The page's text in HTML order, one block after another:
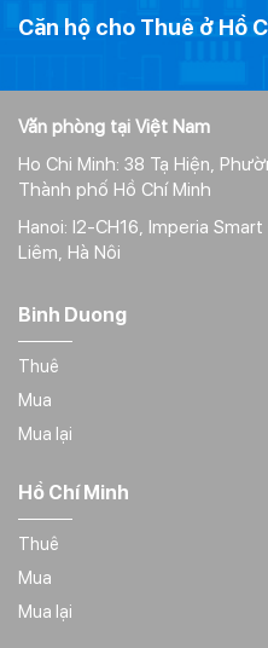
Căn hộ cho Thuê ở Hồ
Văn phòng tại Việt Nam
Ho Chi Minh: 38 Tạ Hiện,
Thành phố Hồ Chí Minh
Hanoi: I2-CH16, Imperia
Liêm, Hà Nôi
Binh Duong
Thuê
Mua
Mua lại
Hồ Chí Minh
Thuê
Mua
Mua lại